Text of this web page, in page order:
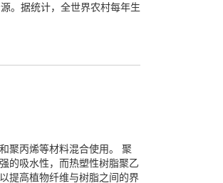
。据统计，全世界农村每年生
聚丙烯等材料混合使用。 聚
的吸水性，而热塑性树脂聚乙
提高植物纤维与树脂之间的界